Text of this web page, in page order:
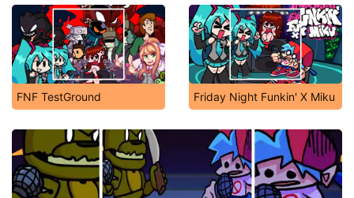
FNF TestGround Friday Night Funkin' X Miku